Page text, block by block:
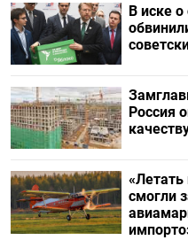
В иске
Россия
смогли